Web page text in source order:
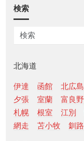
検索
北海道
伊達 函館 北広島
夕張
室蘭 富良野
札幌
根室 江別
網走
苫小牧 釧路